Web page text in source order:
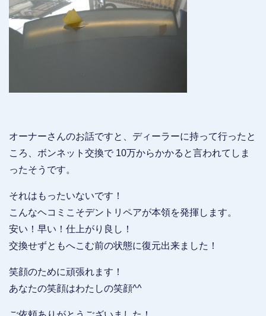
オーナーさんのお話ですと、ディーラーに持って行ったと
ころ、ボンネット交換で 10万からかかると言われてしま
ったそうです。
それはもったいないです！
こんなヘコミこそデントリペアが本領を発揮します。
安い！早い！仕上がり良し！
交換せずともへこむ前の状態に復元出来ました！
笑顔のために頑張れます！
あなたの笑顔はわたしの笑顔^^